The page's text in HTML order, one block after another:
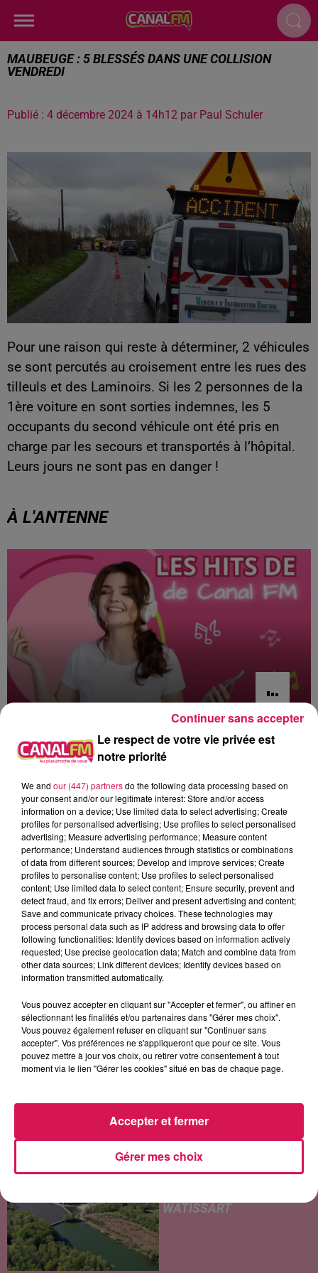
MAUBEUGE : 5 BLESSÉS DANS UNE COLLISION
VENDREDI
Publié : 4 décembre 2024 à 14h12 par Paul Schuler
Pour une raison qui reste à déterminer, 2 véhicules
se sont percutés au croisement entre les rues des
tilleuls et des Laminoirs. Si les 2 personnes de la
1ère voiture en sont sorties indemnes, les 5
occupants du second véhicule ont été pris en
charge par les secours et transportés à l’hôpital.
Leurs jours ne sont pas en danger !
À L'ANTENNE
Les hits de Canal FM
1h16
1h16
MARTIN GARRIX
Repeat It
1h12
1h12
SOMBR
My Body Isn't Ready
1h09
1h09
JOAN JETT
I Love Rock 'n Roll
LES ARTICLES LES PLUS CONSULTÉS
CHALEUR ET RISQUE
D'ORAGES CE LUNDI EN
SAMBRE-AVESNOIS-
Un temps typiquement estival
et changeant concerne nos
secteurs ce lundi 3 août. Entre
des températures élevées
JEUMONT : UN
ADOLESCENT DE 14 ANS
WATISSART
Le respect de votre vie privée est
notre priorité
We and our (447) partnersdo the following data processing based on
your consent and/or our legitimate interest: Store and/or access
information on a device; Use limited data to select advertising; Create
profiles for personalised advertising; Use profiles to select personalised
advertising; Measure advertising performance; Measure content
performance; Understand audiences through statistics or combinations
of data from different sources; Develop and improve services; Create
profiles to personalise content; Use profiles to select personalised
content; Use limited data to select content; Ensure security, prevent and
detect fraud, and fix errors; Deliver and present advertising and content;
Save and communicate privacy choices. These technologies may
process personal data such as IP address and browsing data to offer
following functionalities: Identify devices based on information actively
requested; Use precise geolocation data; Match and combine data from
other data sources; Link different devices; Identify devices based on
information transmitted automatically.
Vous pouvez accepter en cliquant sur "Accepter et fermer", ou affiner en
sélectionnant les finalités et/ou partenaires dans "Gérer mes choix".
Vous pouvez également refuser en cliquant sur "Continuer sans
accepter". Vos préférences ne s'appliqueront que pour ce site. Vous
pouvez mettre à jour vos choix, ou retirer votre consentement à tout
moment via le lien "Gérer les cookies" situé en bas de chaque page.
Gérer mes choix
Accepter et fermer
Continuer sans accepter